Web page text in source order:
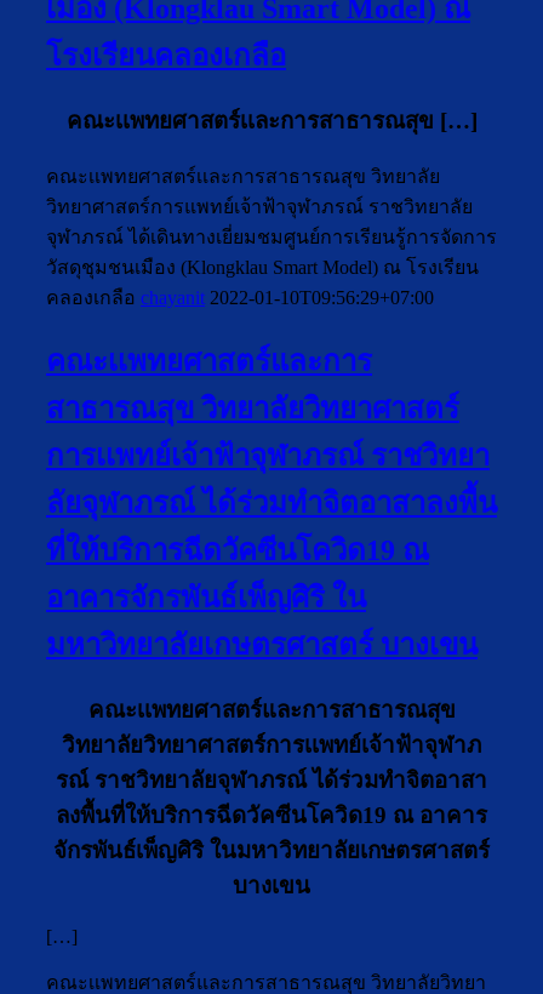
เมือง (Klongklau Smart Model) ณ
โรงเรียนคลองเกลือ
คณะเเพทยศาสตร์เเละการสาธารณสุข […]
คณะเเพทยศาสตร์เเละการสาธารณสุข วิทยาลัย
วิทยาศาสตร์การแพทย์เจ้าฟ้าจุฬาภรณ์ ราชวิทยาลัย
จุฬาภรณ์ ได้เดินทางเยี่ยมชมศูนย์การเรียนรู้การจัดการ
วัสดุชุมชนเมือง (Klongklau Smart Model) ณ โรงเรียน
คลองเกลือ chayanit 2022-01-10T09:56:29+07:00
คณะเเพทยศาสตร์และการ
สาธารณสุข วิทยาลัยวิทยาศาสตร์
การเเพทย์เจ้าฟ้าจุฬาภรณ์ ราชวิทยา
ลัยจุฬาภรณ์ ได้ร่วมทำจิตอาสาลงพื้น
ที่ให้บริการฉีดวัคซีนโควิด19 ณ
อาคารจักรพันธ์เพ็ญศิริ ใน
มหาวิทยาลัยเกษตรศาสตร์ บางเขน
คณะเเพทยศาสตร์และการสาธารณสุข
วิทยาลัยวิทยาศาสตร์การเเพทย์เจ้าฟ้าจุฬาภ
รณ์ ราชวิทยาลัยจุฬาภรณ์ ได้ร่วมทำจิตอาสา
ลงพื้นที่ให้บริการฉีดวัคซีนโควิด19 ณ อาคาร
จักรพันธ์เพ็ญศิริ ในมหาวิทยาลัยเกษตรศาสตร์
บางเขน
[…]
คณะเเพทยศาสตร์และการสาธารณสุข วิทยาลัยวิทยา